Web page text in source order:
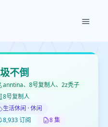
不倒
anntina、8号复制人、2z秃子
8号复制人
生活休闲 · 休闲
8,933 订阅
8 集
✕
✕
取消
✕